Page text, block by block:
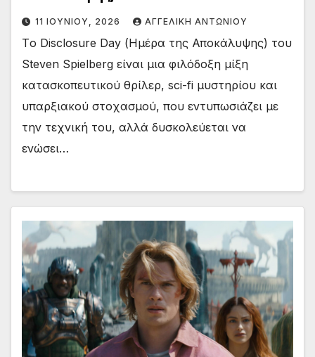
11 ΙΟΥΝΊΟΥ, 2026 ΑΓΓΕΛΙΚΉ ΑΝΤΩΝΊΟΥ
Tο Disclosure Day (Ημέρα της Αποκάλυψης) του
Steven Spielberg είναι μια φιλόδοξη μίξη
κατασκοπευτικού θρίλερ, sci-fi μυστηρίου και
υπαρξιακού στοχασμού, που εντυπωσιάζει με
την τεχνική του, αλλά δυσκολεύεται να
ενώσει…